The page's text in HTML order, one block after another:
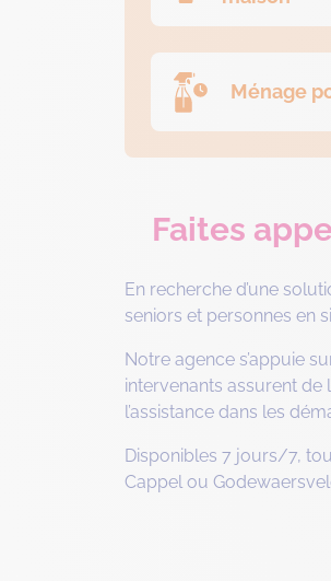
Ménage
Faites
En recherche d’une
seniors et personnes en
Notre agence s’appuie
intervenants assurent de
l’assistance dans les
Disponibles 7 jours/7,
Cappel ou